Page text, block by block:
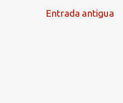
Entrada antigua